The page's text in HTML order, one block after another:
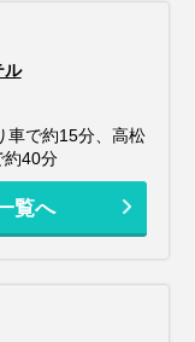
ル
車で約15分、高松
約40分
覧へ